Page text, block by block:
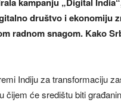
društvo i ekonomiju
radnom snagom. Kako
Indiju za transformaciju
čijem će središtu biti